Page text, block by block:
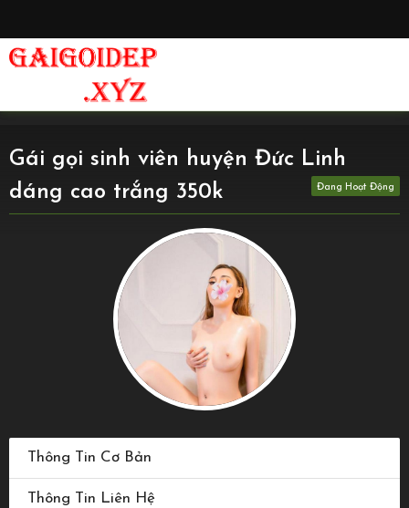
Gái gọi sinh viên huyện Đức Linh
dáng cao trắng 350k
Thông Tin Cơ Bản
Thông Tin Liên Hệ